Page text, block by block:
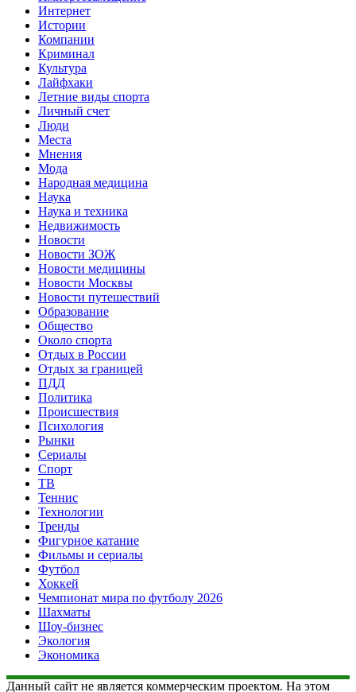
Интернет
Истории
Компании
Криминал
Культура
Лайфхаки
Летние виды спорта
Личный счет
Люди
Места
Мнения
Мода
Народная медицина
Наука
Наука и техника
Недвижимость
Новости
Новости ЗОЖ
Новости медицины
Новости Москвы
Новости путешествий
Образование
Общество
Около спорта
Отдых в России
Отдых за границей
ПДД
Политика
Происшествия
Психология
Рынки
Сериалы
Спорт
ТВ
Теннис
Технологии
Тренды
Фигурное катание
Фильмы и сериалы
Футбол
Хоккей
Чемпионат мира по футболу 2026
Шахматы
Шоу-бизнес
Экология
Экономика
Данный сайт не является коммерческим проектом. На этом